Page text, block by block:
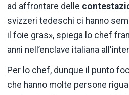
ad affrontare delle
svizzeri tedeschi ci hanno
il foie gras», spiega lo chef
anni nell’enclave italiana
Per lo chef, dunque il punto
che hanno molte persone